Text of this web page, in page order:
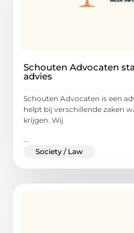
Schouten Advocaten
advies
Schouten Advocaten is een
helpt bij verschillende zaken
krijgen. Wij
...
Society / Law